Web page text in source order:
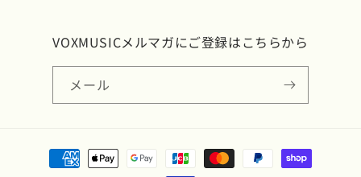
VOXMUSICメルマガにご登録はこちらから
メール